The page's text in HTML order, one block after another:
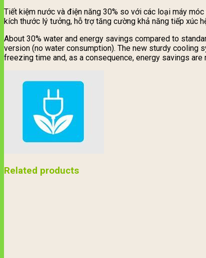
Tiết kiệm nước và điện năng 30% so với các loại máy
kích thước lý tưởng, hỗ trợ tăng cường khả năng tiếp xúc
About 30% water and energy savings compared to
version (no water consumption). The new sturdy cooling
freezing time and, as a consequence, energy savings
Related products